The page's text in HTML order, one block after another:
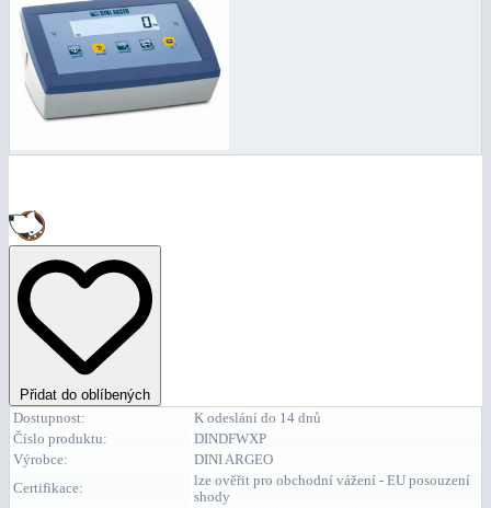
Přidat do oblíbených
Dostupnost:
K odeslání do 14 dnů
Číslo produktu:
DINDFWXP
Výrobce:
DINI ARGEO
Certifikace:
lze ověřit pro obchodní vážení - EU posouzení
shody